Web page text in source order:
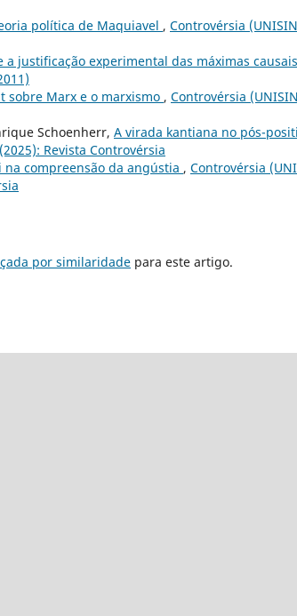
política de Maquiavel , Controvérsia
a justificação experimental das máximas causais
sobre Marx e o marxismo , Controvérsia
Schoenherr, A virada kantiana no pós-
Revista Controvérsia
na compreensão da angústia , Controvérsia
por similaridade para este artigo.